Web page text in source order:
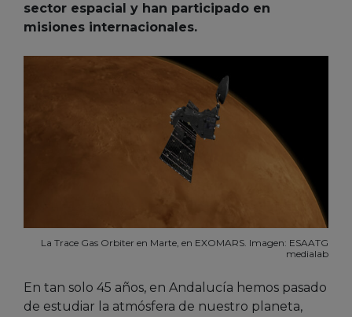
sector espacial y han participado en
misiones internacionales.
La Trace Gas Orbiter en Marte, en EXOMARS. Imagen: ESAATG
medialab
En tan solo 45 años, en Andalucía hemos pasado
de estudiar la atmósfera de nuestro planeta,